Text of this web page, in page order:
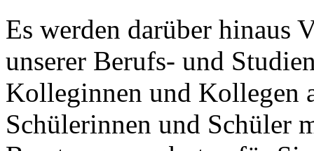
Es werden darüber hinaus
unserer Berufs- und
Kolleginnen und Kollegen
Schülerinnen und Schüler